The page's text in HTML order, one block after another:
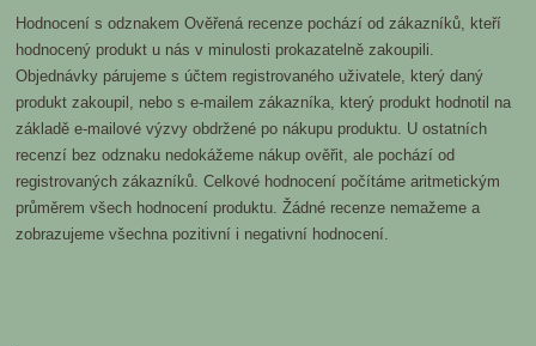
Hodnocení s odznakem Ověřená recenze pochází od zákazníků, kteří
hodnocený produkt u nás v minulosti prokazatelně zakoupili.
Objednávky párujeme s účtem registrovaného uživatele, který daný
produkt zakoupil, nebo s e-mailem zákazníka, který produkt hodnotil na
základě e-mailové výzvy obdržené po nákupu produktu. U ostatních
recenzí bez odznaku nedokážeme nákup ověřit, ale pochází od
registrovaných zákazníků. Celkové hodnocení počítáme aritmetickým
průměrem všech hodnocení produktu. Žádné recenze nemažeme a
zobrazujeme všechna pozitivní i negativní hodnocení.